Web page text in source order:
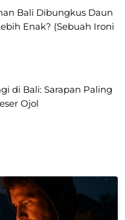
Bali Dibungkus Daun
Enak? (Sebuah Ironi
di Bali: Sarapan Paling
Ojol